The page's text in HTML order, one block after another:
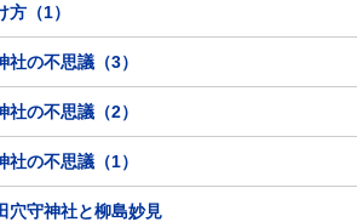
（1）
の不思議（3）
の不思議（2）
の不思議（1）
守神社と柳島妙見